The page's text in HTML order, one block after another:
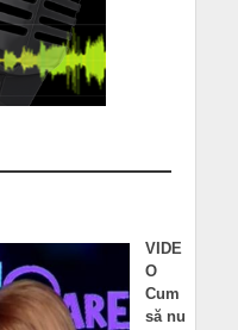
VIDE
O
Cum
să nu